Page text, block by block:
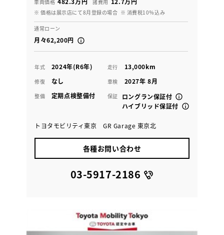
車両価格 諸費用
※ 価格は展示店にて8月登録の場合 ※ 消費税10％込み
通常ローン
月々62,200円
年式 2024年(R6年) 走行 13,000km
修復 なし 車検 2027年 8月
整備 定期点検整備付 保証
ロングラン保証付
ハイブリッド保証付
トヨタモビリティ東京 GR Garage 東京北
各種お問い合わせ
03-5917-2186